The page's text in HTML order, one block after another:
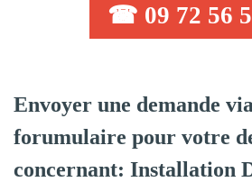
☎ 09 72 56
Envoyer une demande
forumulaire pour votre
concernant: Installation